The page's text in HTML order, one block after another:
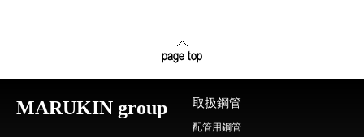
MARUKIN group 取扱鋼管
配管用鋼管